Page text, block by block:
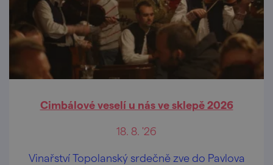
Cimbálové veselí u nás ve sklepě 2026
18. 8. '26
Vinařství Topolanský srdečně zve do Pavlova